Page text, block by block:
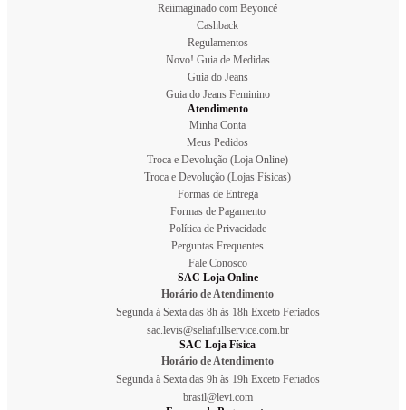
Reiimaginado com Beyoncé
Cashback
Regulamentos
Novo! Guia de Medidas
Guia do Jeans
Guia do Jeans Feminino
Atendimento
Minha Conta
Meus Pedidos
Troca e Devolução (Loja Online)
Troca e Devolução (Lojas Físicas)
Formas de Entrega
Formas de Pagamento
Política de Privacidade
Perguntas Frequentes
Fale Conosco
SAC Loja Online
Horário de Atendimento
Segunda à Sexta das 8h às 18h Exceto Feriados
sac.levis@seliafullservice.com.br
SAC Loja Física
Horário de Atendimento
Segunda à Sexta das 9h às 19h Exceto Feriados
brasil@levi.com